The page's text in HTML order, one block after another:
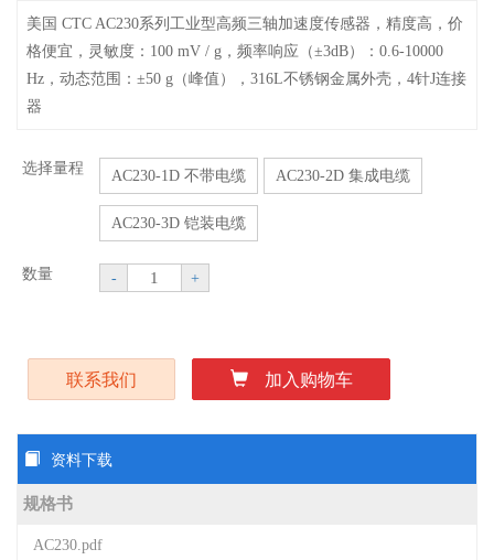
美国 CTC AC230系列工业型高频三轴加速度传感器，精度高，价
格便宜，灵敏度：100 mV / g，频率响应（±3dB）：0.6-10000
Hz，动态范围：±50 g（峰值），316L不锈钢金属外壳，4针J连接
器
选择量程 AC230-1D 不带电缆 AC230-2D 集成电缆
AC230-3D 铠装电缆
数量 - +
联系我们 加入购物车
资料下载
规格书
AC230.pdf